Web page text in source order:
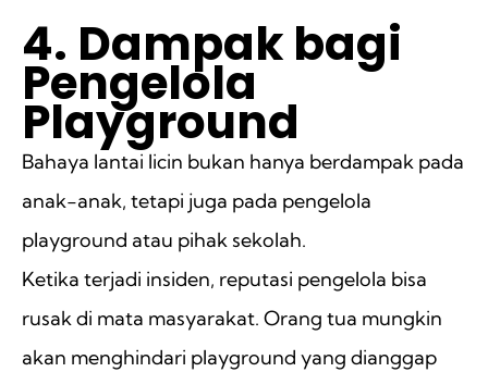
4. Dampak bagi
Pengelola
Playground
Bahaya lantai licin bukan hanya berdampak pada
anak-anak, tetapi juga pada pengelola
playground atau pihak sekolah.
Ketika terjadi insiden, reputasi pengelola bisa
rusak di mata masyarakat. Orang tua mungkin
akan menghindari playground yang dianggap